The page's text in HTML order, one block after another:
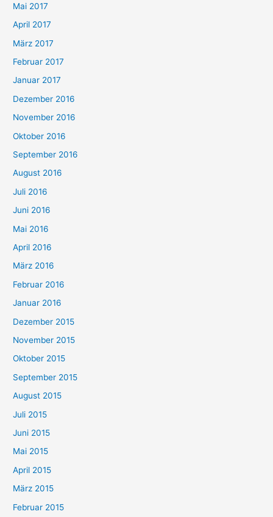
Mai 2017
April 2017
März 2017
Februar 2017
Januar 2017
Dezember 2016
November 2016
Oktober 2016
September 2016
August 2016
Juli 2016
Juni 2016
Mai 2016
April 2016
März 2016
Februar 2016
Januar 2016
Dezember 2015
November 2015
Oktober 2015
September 2015
August 2015
Juli 2015
Juni 2015
Mai 2015
April 2015
März 2015
Februar 2015